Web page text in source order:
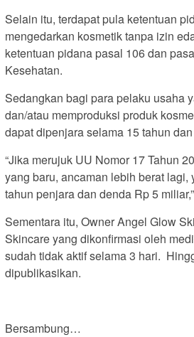
Selain itu, terdapat pula ketentuan
mengedarkan kosmetik tanpa izin
ketentuan pidana pasal 106 dan
Kesehatan.
Sedangkan bagi para pelaku usaha
dan/atau memproduksi produk
dapat dipenjara selama 15 tahun
“Jika merujuk UU Nomor 17 Tahun
yang baru, ancaman lebih berat lagi,
tahun penjara dan denda Rp 5
Sementara itu, Owner Angel Glow
Skincare yang dikonfirmasi oleh
sudah tidak aktif selama 3 hari.
dipublikasikan.
Bersambung…